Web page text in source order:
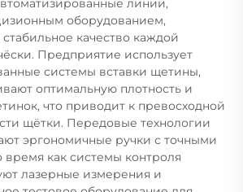
линии,
оборудованием,
качество каждой
Предприятие использует
системы вставки щетины,
оптимальную плотность и
что приводит к превосходной
щётки. Передовые технологии
эргономичные ручки с точными
время как системы контроля
лазерные измерения и